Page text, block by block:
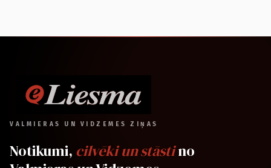
VALMIERAS UN VIDZEMES ZIŅAS
Notikumi, cilvēki un stāstino